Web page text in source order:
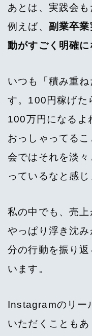
あとは、実践会も
例えば、 副業卒
動がすごく明確に
いつも「積み重
す。100円稼げた
100万円になるよ
おっしゃってる
会ではそれを淡
っているなと感じ
私の中でも、売上
やっぱり浮き沈
分の行動を振り
います。
Instagramのリー
いただくことも